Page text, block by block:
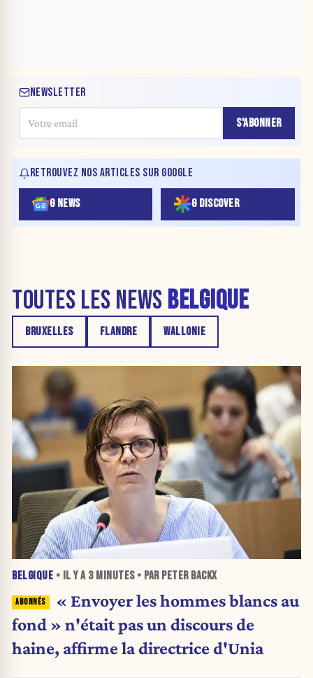
NEWSLETTER
S'ABONNER
RETROUVEZ NOS ARTICLES SUR GOOGLE
G NEWS G DISCOVER
TOUTES LES NEWS BELGIQUE
BRUXELLES FLANDRE WALLONIE
BELGIQUE • IL Y A 3 MINUTES• PAR PETER BACKX
« Envoyer les hommes blancs au
fond » n'était pas un discours de
haine, affirme la directrice d'Unia